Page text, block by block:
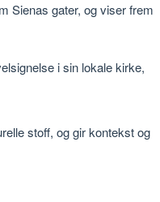
Sienas gater, og viser frem
i sin lokale kirke,
stoff, og gir kontekst og